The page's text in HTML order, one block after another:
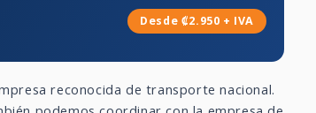
Desde ₡2.950 + IVA
reconocida de transporte nacional.